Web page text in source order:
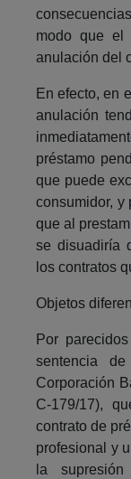
modo que el
anulación del
En efecto, en
anulación
préstamo
que puede
consumidor, y
que al
se disuadiría
los contratos
Objetos
Por
sentencia
Corporación
C-179/17),
contrato de
profesional y
la